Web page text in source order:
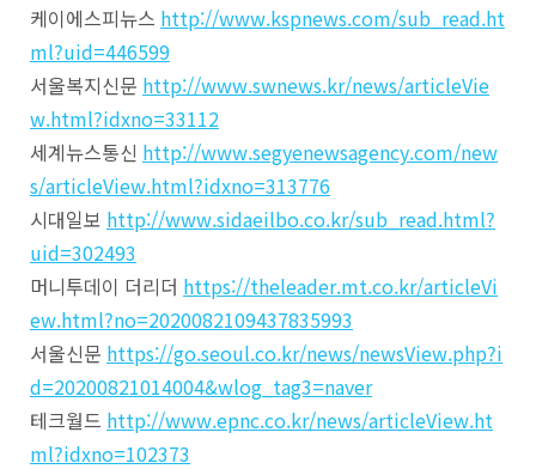
케이에스피뉴스 http://www.kspnews.com/sub_read.ht
ml?uid=446599
서울복지신문 http://www.swnews.kr/news/articleVie
w.html?idxno=33112
세계뉴스통신 http://www.segyenewsagency.com/new
s/articleView.html?idxno=313776
시대일보 http://www.sidaeilbo.co.kr/sub_read.html?
uid=302493
머니투데이 더리더 https://theleader.mt.co.kr/articleVi
ew.html?no=2020082109437835993
서울신문 https://go.seoul.co.kr/news/newsView.php?i
d=20200821014004&wlog_tag3=naver
테크월드 http://www.epnc.co.kr/news/articleView.ht
ml?idxno=102373